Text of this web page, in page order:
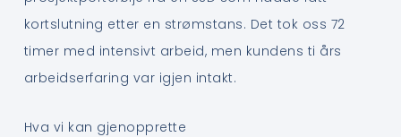
kortslutning etter en strømstans. Det tok oss 72
timer med intensivt arbeid, men kundens ti års
arbeidserfaring var igjen intakt.
Hva vi kan gjenopprette